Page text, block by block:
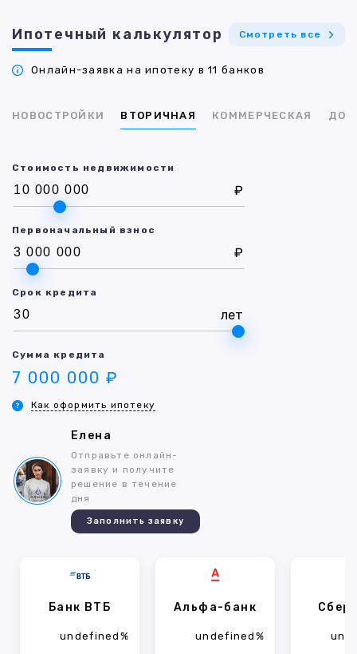
Ипотечный калькулятор Смотреть все
Онлайн-заявка на ипотеку в 11 банков
НОВОСТРОЙКИ ВТОРИЧНАЯ КОММЕРЧЕСКАЯ ДОМ
Стоимость недвижимости
₽
Первоначальный взнос
₽
Срок кредита
лет
Сумма кредита
7 000 000 ₽
Как оформить ипотеку
Елена
Отправьте онлайн-
заявку и получите
решение в течение
дня
Заполнить заявку
Банк ВТБ
undefined%
Альфа-банк
undefined%